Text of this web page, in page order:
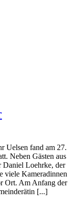
Uelsen fand am 27.
Neben Gästen aus
Daniel Loehrke, der
viele Kameradinnen
Ort. Am Anfang der
[...]